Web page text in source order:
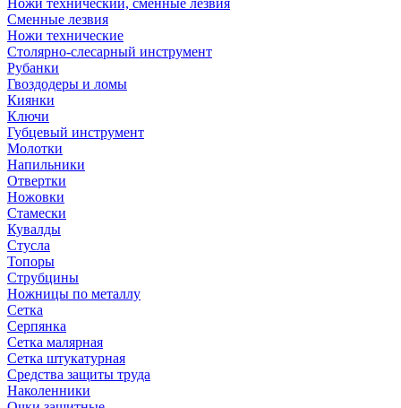
Ножи технический, сменные лезвия
Сменные лезвия
Ножи технические
Столярно-слесарный инструмент
Рубанки
Гвоздодеры и ломы
Киянки
Ключи
Губцевый инструмент
Молотки
Напильники
Отвертки
Ножовки
Стамески
Кувалды
Стусла
Топоры
Струбцины
Ножницы по металлу
Сетка
Серпянка
Сетка малярная
Сетка штукатурная
Средства защиты труда
Наколенники